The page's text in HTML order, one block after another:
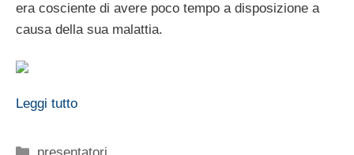
era cosciente di avere poco tempo a disposizione a
causa della sua malattia.
Leggi tutto
Categorie